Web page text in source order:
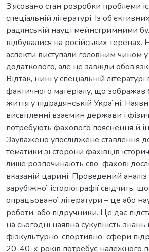
З’ясовано стан розробки проблеми
спеціальній літературі. Із
радянській науці мейнстримними
відбувалися на російських теренах.
аспекти виступали головним чином у
додаткового, але не завжди
Відтак, нині у спеціальній
фактичного матеріалу, що зображав
життя у підрадянській Україні.
висвітленні взаємин держави і
потребують фахового пояснення й
Зауважено упосліджене ставлення
тематики зі сторони фахівців
лише розпочинають свої фахові
вказаній царині. Проведений аналіз
зарубіжної історіографії свідчить,
опрацьованої літератури – це або
роботи, або підручники. Це дає
на сьогодні наявна сукупність
фізкультурно-спортивної сфери
20-40-х років потребує належного